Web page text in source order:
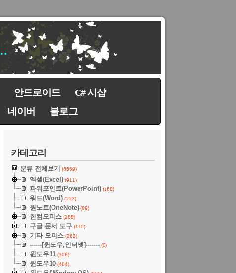
안드로이드
C# 시샵
네이버 블로그
카테고리
분류 전체보기 (6669)
엑셀(Excel) (911)
파워포인트(PowerPoint) (160)
워드(Word) (153)
원노트(OneNote) (89)
한컴오피스 (288)
구글 문서 도구 (110)
기타 오피스 (263)
------[윈도우,인터넷]------- (0)
윈도우11 (108)
윈도우10 (484)